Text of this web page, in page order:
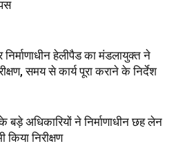
निर्माणाधीन हेलीपैड का मंडलायुक्त ने
समय से कार्य पूरा कराने के निर्देश
के बड़े अधिकारियों ने निर्माणाधीन छह लेन
किया निरीक्षण